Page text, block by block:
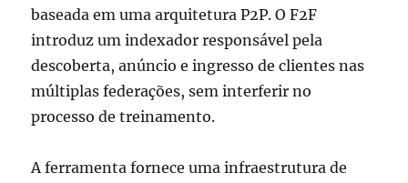
baseada em uma arquitetura P2P. O F2F
introduz um indexador responsável pela
descoberta, anúncio e ingresso de clientes nas
múltiplas federações, sem interferir no
processo de treinamento.
A ferramenta fornece uma infraestrutura de